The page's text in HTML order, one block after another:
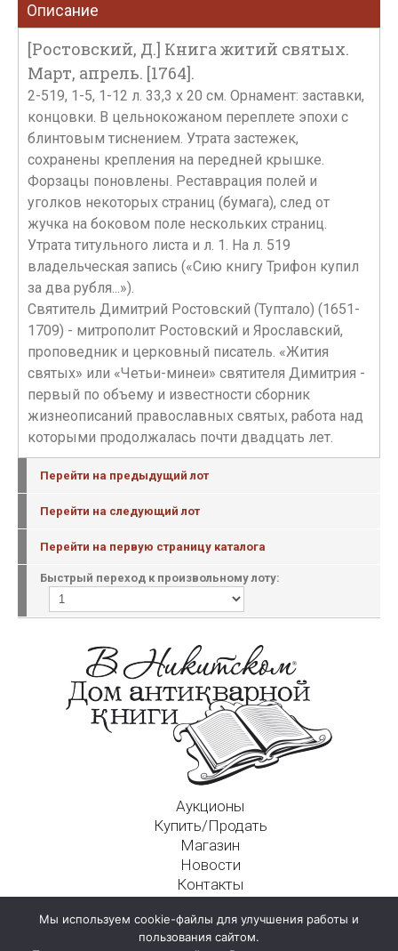
Описание
[Ростовский, Д.] Книга житий святых.
Март, апрель. [1764].
2-519, 1-5, 1-12 л. 33,3 х 20 см. Орнамент: заставки,
концовки. В цельнокожаном переплете эпохи с
блинтовым тиснением. Утрата застежек,
сохранены крепления на передней крышке.
Форзацы поновлены. Реставрация полей и
уголков некоторых страниц (бумага), след от
жучка на боковом поле нескольких страниц.
Утрата титульного листа и л. 1. На л. 519
владельческая запись («Сию книгу Трифон купил
за два рубля...»).
Святитель Димитрий Ростовский (Туптало) ‎‎(1651-
1709) - митрополит Ростовский и Ярославский,
проповедник и церковный писатель. «Жития
святых» или «Четьи-минеи» святителя Димитрия -
первый по объему и известности сборник
жизнеописаний православных святых, работа над
которыми продолжалась почти двадцать лет.
Перейти на предыдущий лот
Перейти на следующий лот
Перейти на первую страницу каталога
Быстрый переход к произвольному лоту:
Аукционы
Купить/Продать
Магазин
Новости
Контакты
125009, г. Москва, Никитский пер., д. 4а, стр. 1
Мы используем cookie-файлы для улучшения работы и
пользования сайтом.